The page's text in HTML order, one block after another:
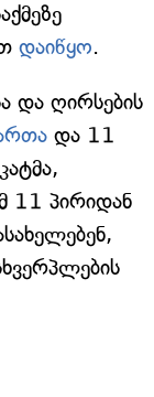
დაიწყო.
და ღირსების
და 11
11 პირიდან